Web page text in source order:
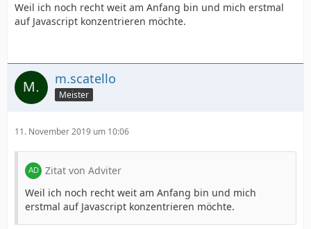
Weil ich noch recht weit am Anfang bin und mich erstmal
auf Javascript konzentrieren möchte.
m.scatello
Meister
11. November 2019 um 10:06
Zitat von Adviter
Weil ich noch recht weit am Anfang bin und mich
erstmal auf Javascript konzentrieren möchte.